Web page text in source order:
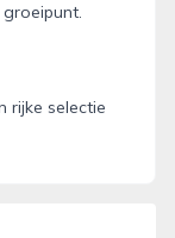
rijke selectie